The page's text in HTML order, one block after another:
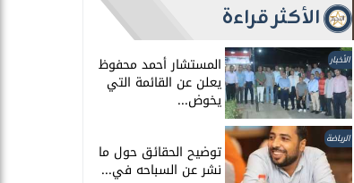
الأكثر قراءة
الأخبار المستشار أحمد محفوظ
يعلن عن القائمة التي
يخوض...
الرياضة
توضيح الحقائق حول ما
نشر عن السباحه في...